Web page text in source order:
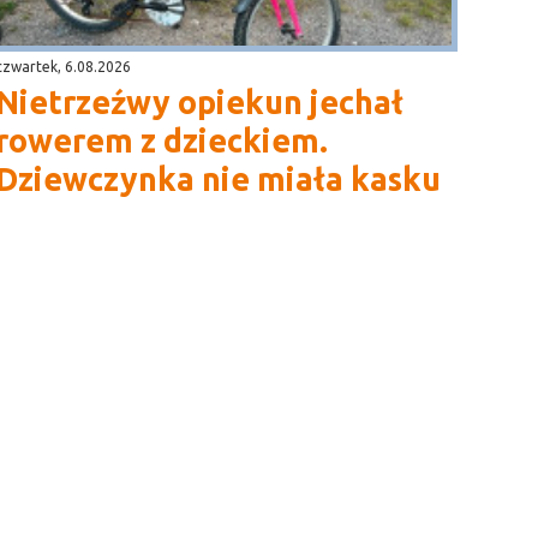
6.08.2026
opiekun jechał
z dzieckiem.
nie miała kasku